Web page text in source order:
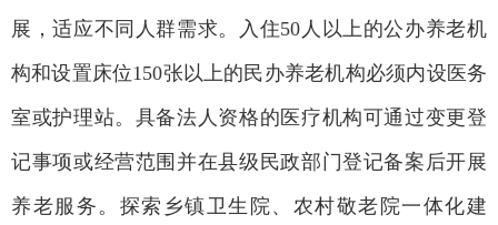
展，适应不同人群需求。入住50人以上的公办养老机
构和设置床位150张以上的民办养老机构必须内设医务
室或护理站。具备法人资格的医疗机构可通过变更登
记事项或经营范围并在县级民政部门登记备案后开展
养老服务。探索乡镇卫生院、农村敬老院一体化建